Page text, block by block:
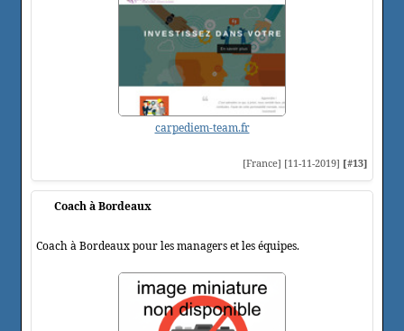
carpediem-team.fr
[France] [11-11-2019] [#13]
Coach à Bordeaux
Coach à Bordeaux pour les managers et les équipes.